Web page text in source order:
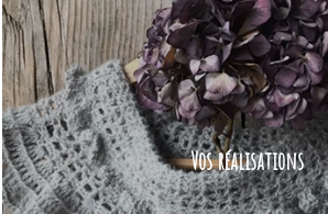
Vos réalisations